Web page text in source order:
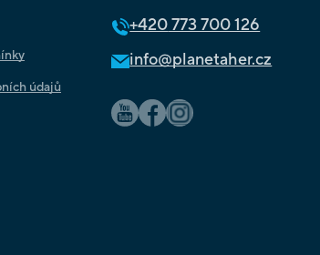
údajů
+420773 700 126
info@planetaher.cz